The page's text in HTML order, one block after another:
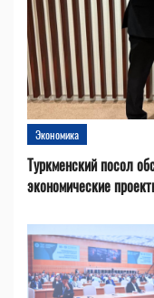
Экономика
Туркменский посол
экономические